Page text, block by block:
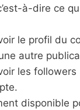
à-dire ce
le profil du
autre
les followers
disponible